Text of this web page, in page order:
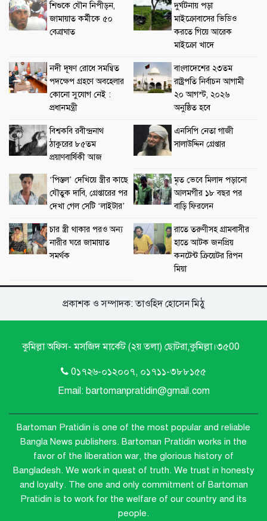
শিশুকে যৌন নিপীড়ন,
জামায়াত কর্মীকে ৫০
বেত্রাঘাত
দুর্ঘটনায় পড়া
মাইক্রোবাসের ভিডিও
করতে গিয়ে আরেক
মাইক্রো খাদে
নদী দূষণ রোধে সমন্বিত
পদক্ষেপ গ্রহণে অবহেলার
কোনো সুযোগ নেই :
প্রধানমন্ত্রী
বাংলাদেশের ২৩তম
রাষ্ট্রপতি নির্বাচন আগামী
২০ আগস্ট, ২০২৬
অনুষ্ঠিত হবে
বিশ্বকবি রবীন্দ্রনাথ
ঠাকুরের ৮৫তম
প্রয়াণবার্ষিকী আজ
এনসিপি নেতা গাজী
সালাউদ্দিন গ্রেপ্তার
‘পিস্তল’ দেখিয়ে স্ত্রীর কাছে
যৌতুক দাবি, গ্রেপ্তারের পর
দেখা গেল সেটি ‘লাইটার’
মৃত ভেবে মিলাদ পড়ানো
আলমগীর ১৮ বছর পর
বাড়ি ফিরলেন
চার স্ত্রী থাকার পরও অন্য
নারীর ঘরে জামায়াত
সমর্থক
রাতে তরুণীসহ গ্রামবাসীর
হাতে আটক জনপ্রিয়
কনটেন্ট ক্রিয়েটর রিপন
মিয়া
প্রকাশক ও সম্পাদক: তাওহিদ হোসেন মিঠু
কুমিল্লা অফিস- মসজিদ মার্কেট (২য় তলা) ছোটরা,কুমিল্লা।৩৫00
0১৭২৬-০১২০০৭, ০১৭১১-৩৮৮১৫৫
Email: bartomanpratidin@gmail.com
Bartoman Pratidin is one of the most popular and reliable
Bangla News publishers. Bartoman Pratidin works in the
favor of the liberation war, the glorious history of
Bangladesh. We work in quest of truth. We trust in honesty
and loyalty. The one and only commitment of Bartoman
Pratidin is to work for the welfare of our country and its
people.